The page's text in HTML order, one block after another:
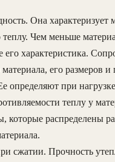
Она характеризует
Чем меньше
характеристика.
его размеров и
определяют при
теплу у
которые распределены
сжатии. Прочность